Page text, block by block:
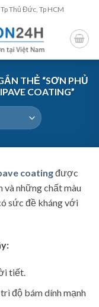
Thủ Đức, Tp HCM
THẺ “SƠN PHỦ
COATING”
coatingđược
và những chất màu
sức đề kháng với
tiết.
độ bám dính mạnh